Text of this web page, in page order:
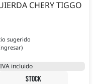
CHERY TIGGO
sugerido
incluido
STOCK